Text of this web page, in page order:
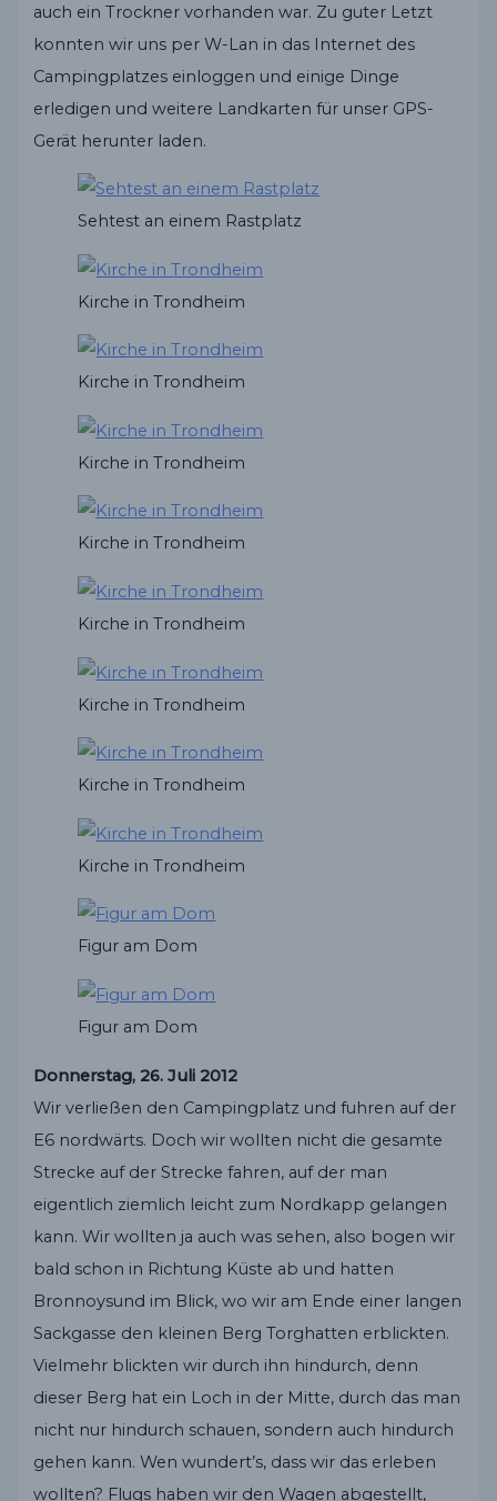
auch ein Trockner vorhanden war. Zu guter Letzt
konnten wir uns per W-Lan in das Internet des
Campingplatzes einloggen und einige Dinge
erledigen und weitere Landkarten für unser GPS-
Gerät herunter laden.
Sehtest an einem Rastplatz
Kirche in Trondheim
Kirche in Trondheim
Kirche in Trondheim
Kirche in Trondheim
Kirche in Trondheim
Kirche in Trondheim
Kirche in Trondheim
Kirche in Trondheim
Figur am Dom
Figur am Dom
Donnerstag, 26. Juli 2012
Wir verließen den Campingplatz und fuhren auf der
E6 nordwärts. Doch wir wollten nicht die gesamte
Strecke auf der Strecke fahren, auf der man
eigentlich ziemlich leicht zum Nordkapp gelangen
kann. Wir wollten ja auch was sehen, also bogen wir
bald schon in Richtung Küste ab und hatten
Bronnoysund im Blick, wo wir am Ende einer langen
Sackgasse den kleinen Berg Torghatten erblickten.
Vielmehr blickten wir durch ihn hindurch, denn
dieser Berg hat ein Loch in der Mitte, durch das man
nicht nur hindurch schauen, sondern auch hindurch
gehen kann. Wen wundert’s, dass wir das erleben
wollten? Flugs haben wir den Wagen abgestellt,